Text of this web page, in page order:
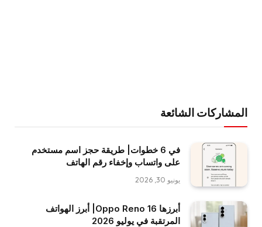
المشاركات الشائعة
في 6 خطوات| طريقة حجز اسم مستخدم
على واتساب وإخفاء رقم الهاتف
يونيو 30, 2026
أبرزها Oppo Reno 16| أبرز الهواتف
المرتقبة في يوليو 2026